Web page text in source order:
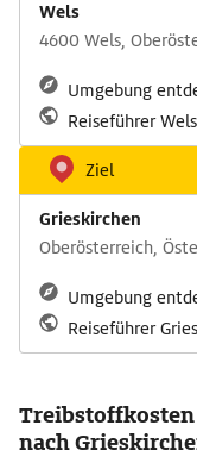
Wels
4600 Wels,
Umgebung
Reiseführer Wels
Ziel
Grieskirchen
Oberösterreich,
Umgebung
Reiseführer
nach